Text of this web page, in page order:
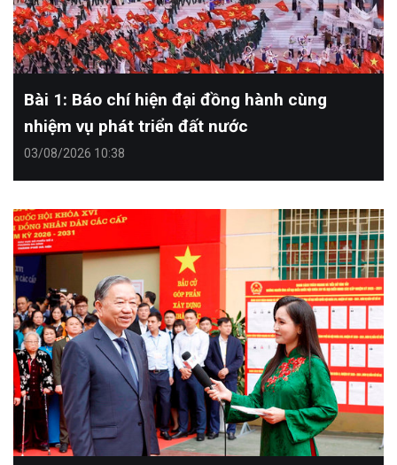
Bài 1: Báo chí hiện đại đồng hành cùng
nhiệm vụ phát triển đất nước
03/08/2026 10:38